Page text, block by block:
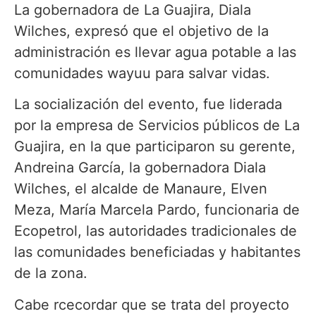
La gobernadora de La Guajira, Diala
Wilches, expresó que el objetivo de la
administración es llevar agua potable a las
comunidades wayuu para salvar vidas.
La socialización del evento, fue liderada
por la empresa de Servicios públicos de La
Guajira, en la que participaron su gerente,
Andreina García, la gobernadora Diala
Wilches, el alcalde de Manaure, Elven
Meza, María Marcela Pardo, funcionaria de
Ecopetrol, las autoridades tradicionales de
las comunidades beneficiadas y habitantes
de la zona.
Cabe rcecordar que se trata del proyecto